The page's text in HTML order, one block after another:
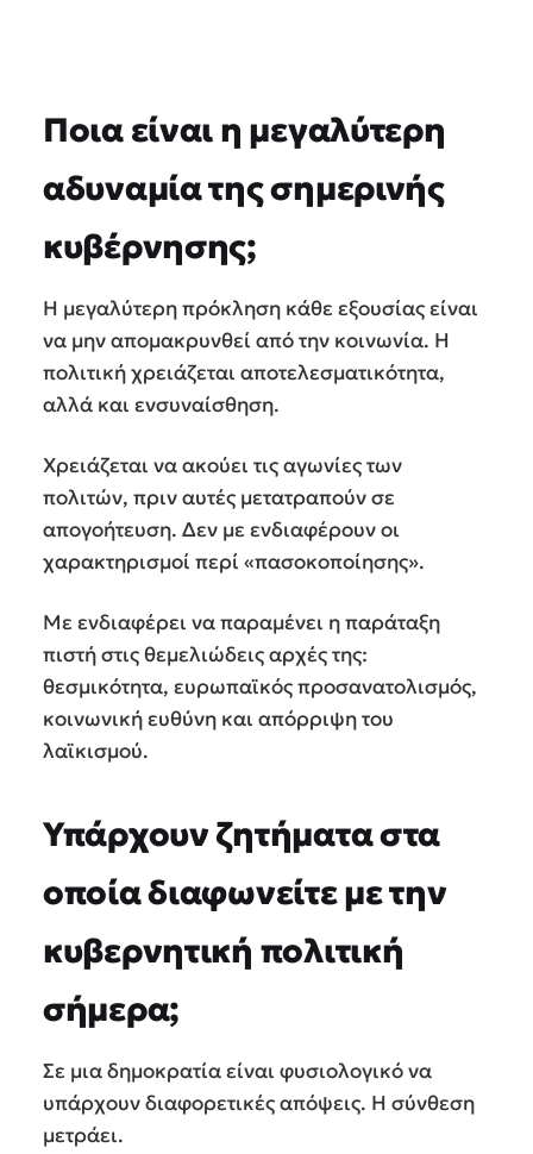
Ποια είναι η μεγαλύτερη
αδυναμία της σημερινής
κυβέρνησης;
Η μεγαλύτερη πρόκληση κάθε εξουσίας είναι
να μην απομακρυνθεί από την κοινωνία. Η
πολιτική χρειάζεται αποτελεσματικότητα,
αλλά και ενσυναίσθηση.
Χρειάζεται να ακούει τις αγωνίες των
πολιτών, πριν αυτές μετατραπούν σε
απογοήτευση. Δεν με ενδιαφέρουν οι
χαρακτηρισμοί περί «πασοκοποίησης».
Με ενδιαφέρει να παραμένει η παράταξη
πιστή στις θεμελιώδεις αρχές της:
θεσμικότητα, ευρωπαϊκός προσανατολισμός,
κοινωνική ευθύνη και απόρριψη του
λαϊκισμού.
Υπάρχουν ζητήματα στα
οποία διαφωνείτε με την
κυβερνητική πολιτική
σήμερα;
Σε μια δημοκρατία είναι φυσιολογικό να
υπάρχουν διαφορετικές απόψεις. Η σύνθεση
μετράει.